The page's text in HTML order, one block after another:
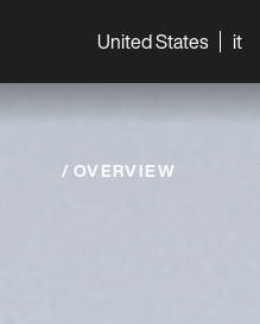
United States it
OVERVIEW